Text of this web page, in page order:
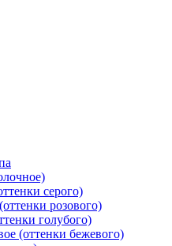
серого)
розового)
голубого)
(оттенки бежевого)